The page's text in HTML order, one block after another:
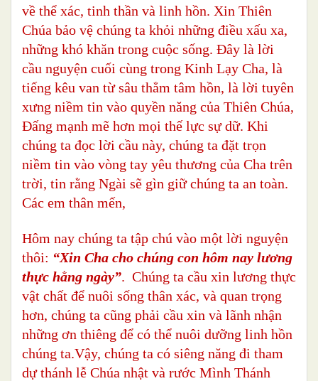
về thể xác, tinh thần và linh hồn. Xin Thiên
Chúa bảo vệ chúng ta khỏi những điều xấu xa,
những khó khăn trong cuộc sống. Đây là lời
cầu nguyện cuối cùng trong Kinh Lạy Cha, là
tiếng kêu van từ sâu thẳm tâm hồn, là lời tuyên
xưng niềm tin vào quyền năng của Thiên Chúa,
Đấng mạnh mẽ hơn mọi thế lực sự dữ. Khi
chúng ta đọc lời cầu này, chúng ta đặt trọn
niềm tin vào vòng tay yêu thương của Cha trên
trời, tin rằng Ngài sẽ gìn giữ chúng ta an toàn.
Các em thân mến,
Hôm nay chúng ta tập chú vào một lời nguyện
thôi: “Xin Cha cho chúng con hôm nay lương
thực hằng ngày”. Chúng ta cầu xin lương thực
vật chất để nuôi sống thân xác, và quan trọng
hơn, chúng ta cũng phải cầu xin và lãnh nhận
những ơn thiêng để có thể nuôi dưỡng linh hồn
chúng ta.Vậy, chúng ta có siêng năng đi tham
dự thánh lễ Chúa nhật và rước Mình Thánh